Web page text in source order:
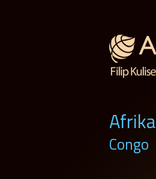
Afrika
Congo